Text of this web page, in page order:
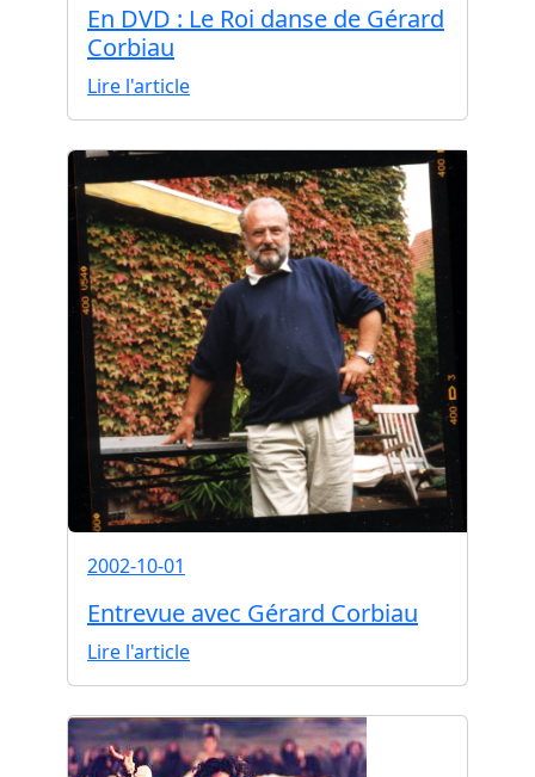
En DVD : Le Roi danse de Gérard
Corbiau
Lire l'article
2002-10-01
Entrevue avec Gérard Corbiau
Lire l'article